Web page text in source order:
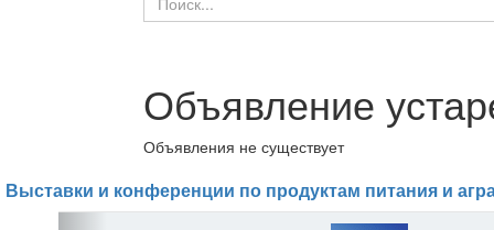
Объявление
Объявления не существует
Выставки и конференции по продуктам питания и